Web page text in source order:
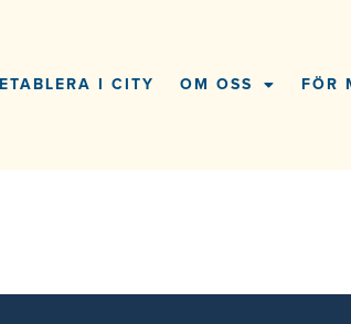
ETABLERA I CITY OM OSS FÖR